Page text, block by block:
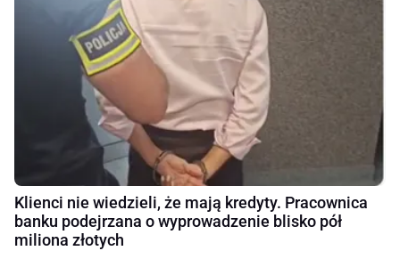
Klienci nie wiedzieli, że mają kredyty. Pracownica
banku podejrzana o wyprowadzenie blisko pół
miliona złotych